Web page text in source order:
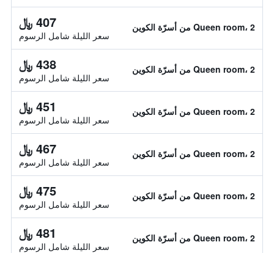
Queen room، 2 من أسرّة الكوين 407 ﷼
سعر الليلة شامل الرسوم
Queen room، 2 من أسرّة الكوين 438 ﷼
سعر الليلة شامل الرسوم
Queen room، 2 من أسرّة الكوين 451 ﷼
سعر الليلة شامل الرسوم
Queen room، 2 من أسرّة الكوين 467 ﷼
سعر الليلة شامل الرسوم
Queen room، 2 من أسرّة الكوين 475 ﷼
سعر الليلة شامل الرسوم
Queen room، 2 من أسرّة الكوين 481 ﷼
سعر الليلة شامل الرسوم